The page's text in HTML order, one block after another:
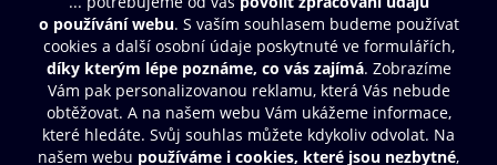
Obsah ke stažení
Moje O2 Knihovna
Další zábava